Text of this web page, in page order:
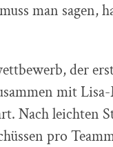
man sagen,
der
mit
Nach leichten
pro